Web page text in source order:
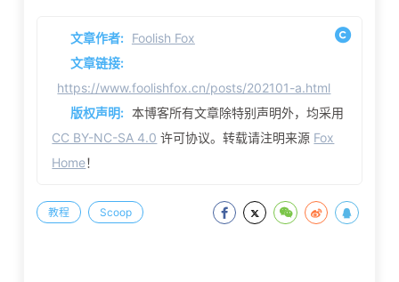
文章作者: Foolish Fox
文章链接:
https://www.foolishfox.cn/posts/202101-a.html
版权声明: 本博客所有文章除特别声明外，均采用
CC BY-NC-SA 4.0 许可协议。转载请注明来源 Fox
Home！
教程 Scoop